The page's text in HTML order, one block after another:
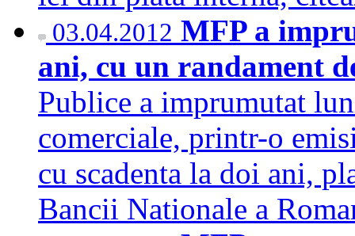
03.04.2012 MFP a
ani, cu un randament
Publice a imprumutat
comerciale, printr-o
cu scadenta la doi ani,
Bancii Nationale a